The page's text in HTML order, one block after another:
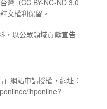
文權利保留。
，以公眾領域貢獻宣告
網站申請授權，網址：
ihponline?